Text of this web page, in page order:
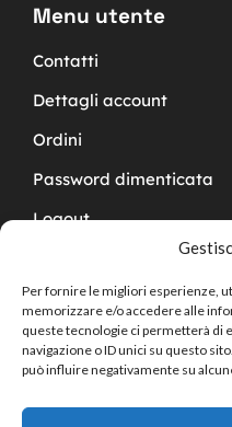
Per fornire le migliori esperienze,
memorizzare e/o accedere alle
queste tecnologie ci permetterà di
navigazione o ID unici su questo
può influire negativamente su
Menu utente
Contatti
Dettagli account
Ordini
Password dimenticata
Logout
Copyright ©